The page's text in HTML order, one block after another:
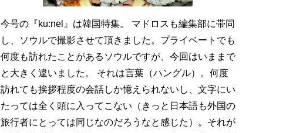
今号の『ku:nel』は韓国特集。 マドロスも編集部に帯同
し、ソウルで撮影させて頂きました。プライベートでも
何度も訪れたことがあるソウルですが、今回はいままで
と大きく違いました。 それは言葉（ハングル）。何度
訪れても挨拶程度の会話しか憶えられないし、文字にい
たっては全く頭に入ってこない（きっと日本語も外国の
旅行者にとっては同じなのだろうなと感じた）。それが